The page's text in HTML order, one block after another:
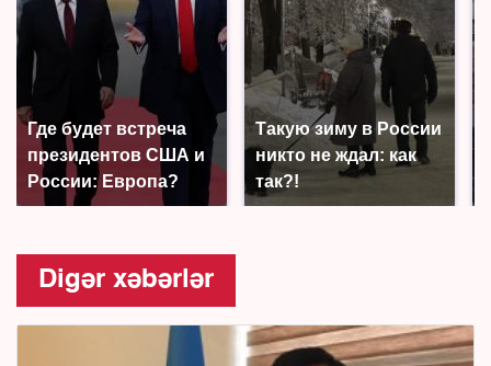
Где будет встреча
президентов США и
России: Европа?
Такую зиму в России
никто не ждал: как
так?!
Digər xəbərlər